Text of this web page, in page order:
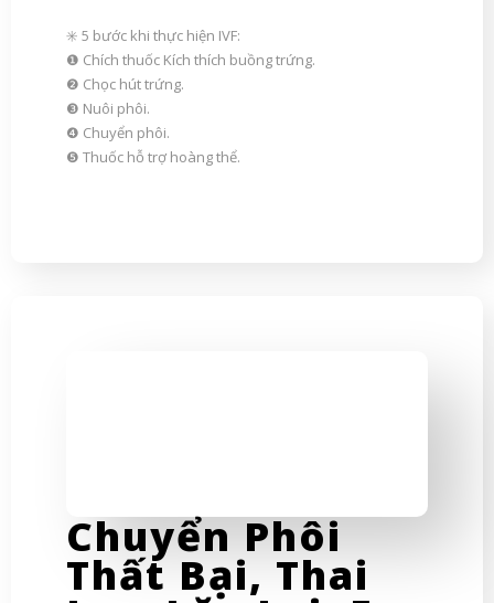
✳️ 5 bước khi thực hiện IVF:
❶ Chích thuốc Kích thích buồng trứng.
❷ Chọc hút trứng.
❸ Nuôi phôi.
❹ Chuyển phôi.
❺ Thuốc hỗ trợ hoàng thể.
Chuyển Phôi
Thất Bại, Thai